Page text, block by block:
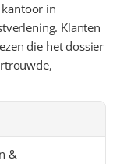
in
Klanten
die het dossier
&